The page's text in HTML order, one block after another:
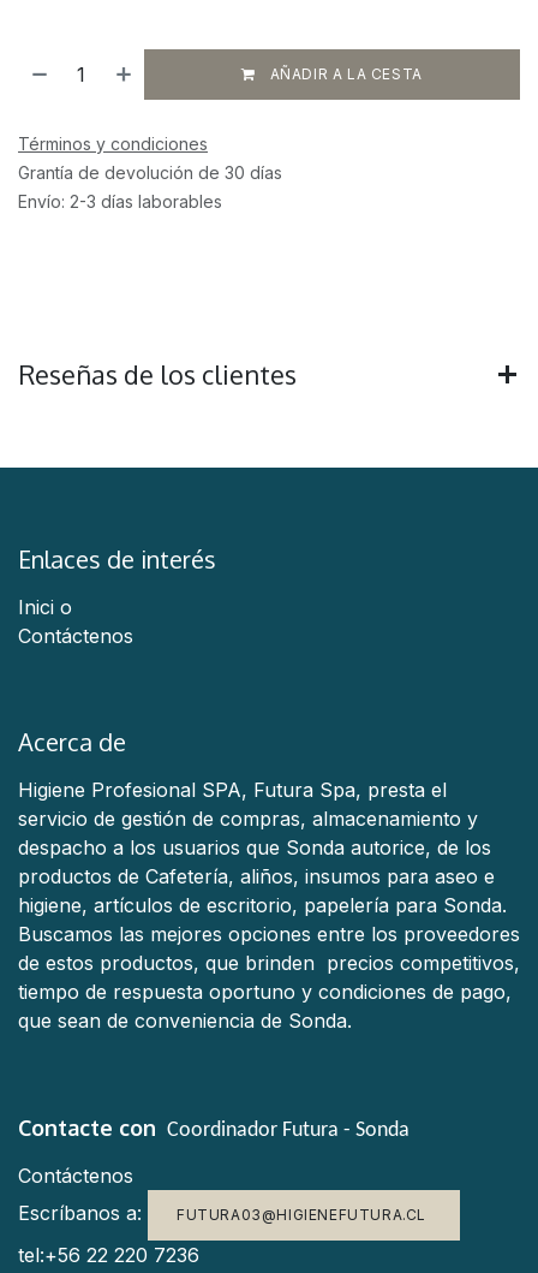
AÑADIR A LA CESTA
Términos y condiciones
Grantía de devolución de 30 días
Envío: 2-3 días laborables
Reseñas de los clientes
Enlaces de interés
Inici o
Contáctenos
Acerca de
Higiene Profesional SPA, Futura Spa, presta el
servicio de gestión de compras, almacenamiento y
despacho a los usuarios que Sonda autorice, de los
productos de Cafetería, aliños, insumos para aseo e
higiene, artículos de escritorio, papelería para Sonda.
Buscamos las mejores opciones entre los proveedores
de estos productos, que brinden precios competitivos,
tiempo de respuesta oportuno y condiciones de pago,
que sean de conveniencia de Sonda.
Contacte con Coordinador Futura - Sonda
Contáctenos
Escríbanos a:
FUTURA03@HIGIENEFUTURA.CL
tel:+56 22 220 7236